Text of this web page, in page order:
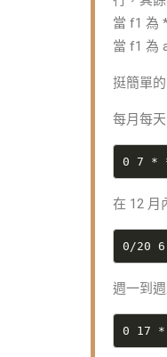
當 f1 為
當 f1 為
挺簡單
每月每
在 12 月
週一到